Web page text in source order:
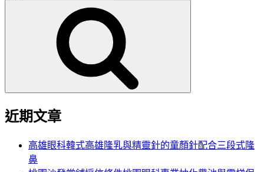
近期文章
高雄眼科韓式高雄隆乳與精靈針的童顏針配合三段式隆
鼻